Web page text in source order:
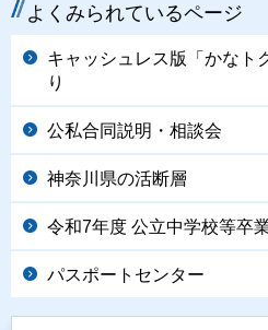
よくみられているページ
キャッシュレス版「かなト
り
公私合同説明・相談会
神奈川県の活断層
令和7年度 公立中学校等卒
パスポートセンター